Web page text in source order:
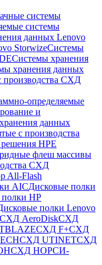
системы
системы
данных Lenovo
StorwizeСистемы
Системы хранения
хранения данных
производства СХД
определяемые
и
данных
с производства
HPE
флеш массивы
СХД
All-Flash
AICДисковые полки
HP
полки Lenovo
СХД AeroDiskСХД
СХД F+СХД
СХД UTINETСХД
СХД НОРСИ-